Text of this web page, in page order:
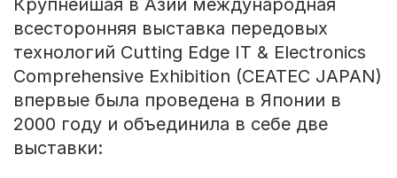
Крупнейшая в Азии международная
всесторонняя выставка передовых
технологий Cutting Edge IT & Electronics
Comprehensive Exhibition (CEATEC JAPAN)
впервые была проведена в Японии в
2000 году и объединила в себе две
выставки: